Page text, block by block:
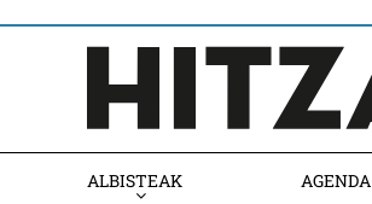
ALBISTEAK AGENDA